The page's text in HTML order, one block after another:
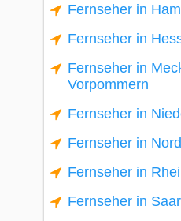
Fernseher in
Fernseher in
Fernseher in
Vorpommern
Fernseher in
Fernseher in
Fernseher in
Fernseher in